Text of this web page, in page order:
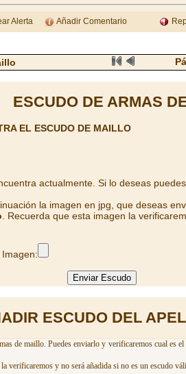
Alerta Añadir Comentario
ESCUDO DE ARMAS
EL ESCUDO DE MAILLO
actualmente. Si lo deseas
la imagen en jpg, que deseas
. Recuerda que esta imagen la
Imagen:
ESCUDO DEL
de maillo. Puedes enviarlo y verificaremos cual es
verificaremos y no será añadida si no es un escudo